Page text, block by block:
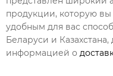
продукции, которую вы
удобным для вас
Беларуси и Казахстана,
информацией о